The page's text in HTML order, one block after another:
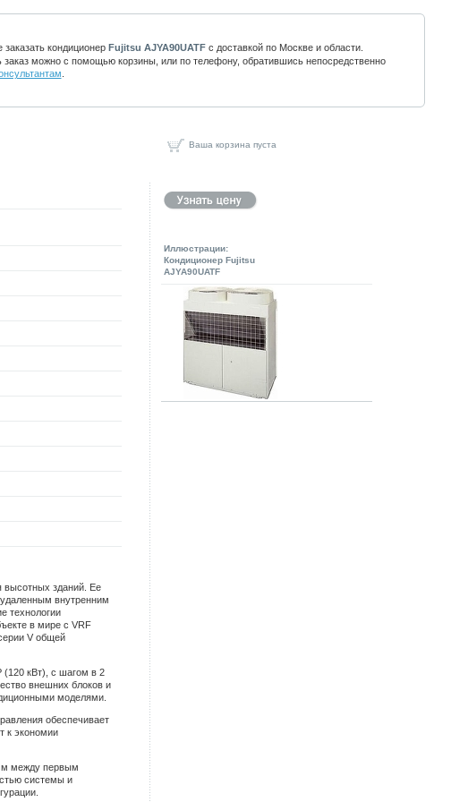
кондиционер Fujitsu AJYA90UATFс доставкой по Москве и области.
можно с помощью корзины, или по телефону, обратившись непосредственно
Ваша корзина пуста
высотных зданий. Ее
внутренним
технологии
в мире с VRF
V общей
(120 кВт), с шагом в 2
внешних блоков и
моделями.
обеспечивает
к экономии
м между первым
системы и
Иллюстрации:
Кондиционер Fujitsu
AJYA90UATF